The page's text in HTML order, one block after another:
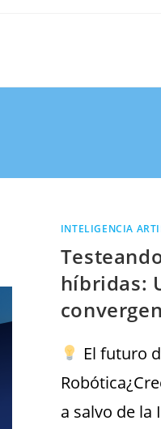
INTELIGENCIA
híbridas:
El futuro
a salvo de la